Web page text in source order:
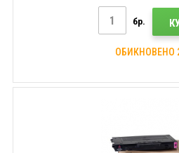
бр.
ОБИКНОВЕНО